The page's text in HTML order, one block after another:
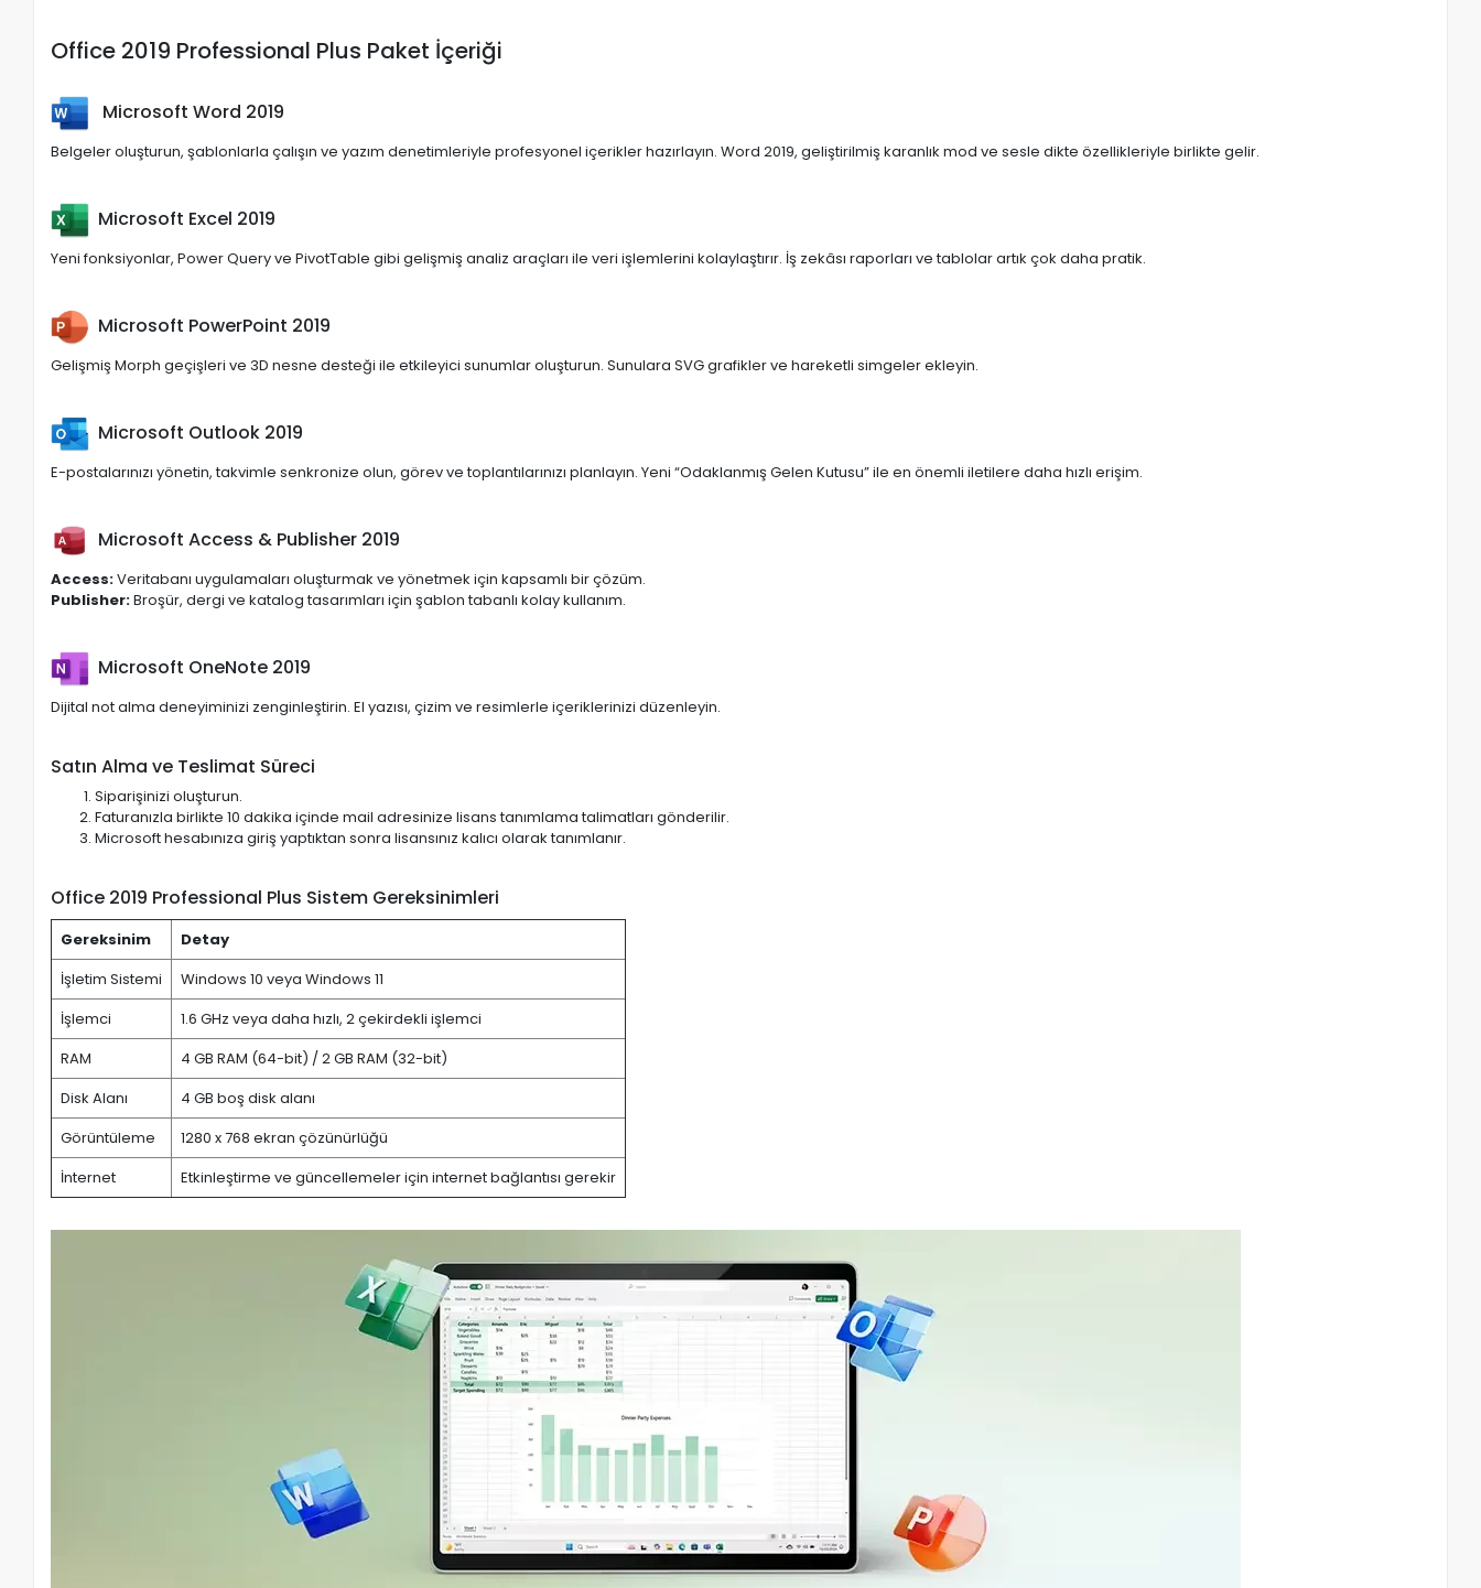
Office 2019 Professional Plus Paket İçeriği
Microsoft Word 2019
Belgeler oluşturun, şablonlarla çalışın ve yazım denetimleriyle profesyonel içerikler hazırlayın. Word 2019, geliştirilmiş karanlık mod ve sesle dikte özellikleriyle birlikte gelir.
Microsoft Excel 2019
Yeni fonksiyonlar, Power Query ve PivotTable gibi gelişmiş analiz araçları ile veri işlemlerini kolaylaştırır. İş zekâsı raporları ve tablolar artık çok daha pratik.
Microsoft PowerPoint 2019
Gelişmiş Morph geçişleri ve 3D nesne desteği ile etkileyici sunumlar oluşturun. Sunulara SVG grafikler ve hareketli simgeler ekleyin.
Microsoft Outlook 2019
E-postalarınızı yönetin, takvimle senkronize olun, görev ve toplantılarınızı planlayın. Yeni “Odaklanmış Gelen Kutusu” ile en önemli iletilere daha hızlı erişim.
Microsoft Access & Publisher 2019
Access:Veritabanı uygulamaları oluşturmak ve yönetmek için kapsamlı bir çözüm.
Publisher:Broşür, dergi ve katalog tasarımları için şablon tabanlı kolay kullanım.
Microsoft OneNote 2019
Dijital not alma deneyiminizi zenginleştirin. El yazısı, çizim ve resimlerle içeriklerinizi düzenleyin.
Satın Alma ve Teslimat Süreci
Siparişinizi oluşturun.
Faturanızla birlikte 10 dakika içinde mail adresinize lisans tanımlama talimatları gönderilir.
Microsoft hesabınıza giriş yaptıktan sonra lisansınız kalıcı olarak tanımlanır.
Office 2019 Professional Plus Sistem Gereksinimleri
Gereksinim
Detay
İşletim Sistemi
Windows 10 veya Windows 11
İşlemci
1.6 GHz veya daha hızlı, 2 çekirdekli işlemci
RAM
4 GB RAM (64-bit) / 2 GB RAM (32-bit)
Disk Alanı
4 GB boş disk alanı
Görüntüleme
1280 x 768 ekran çözünürlüğü
İnternet
Etkinleştirme ve güncellemeler için internet bağlantısı gerekir